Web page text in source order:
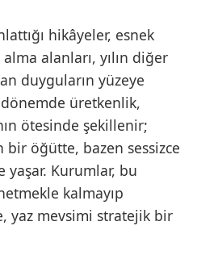
hikâyeler, esnek
alanları, yılın diğer
duyguların yüzeye
dönemde üretkenlik,
ötesinde şekillenir;
bir öğütte, bazen sessizce
yaşar. Kurumlar, bu
kalmayıp
yaz mevsimi stratejik bir